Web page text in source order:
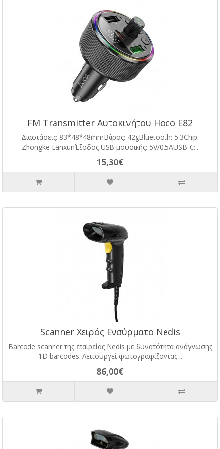
FM Transmitter Αυτοκινήτου Hoco E82
Διαστάσεις: 83*48*48mmΒάρος: 42gBluetooth: 5.3Chip:
Zhongke LanxunΈξοδος USB μουσικής: 5V/0.5AUSB-C:..
15,30€
Scanner Χειρός Ενσύρματο Nedis
Barcode scanner της εταιρείας Nedis με δυνατότητα ανάγνωσης
1D barcodes. Λειτουργεί φωτογραφίζοντας ..
86,00€